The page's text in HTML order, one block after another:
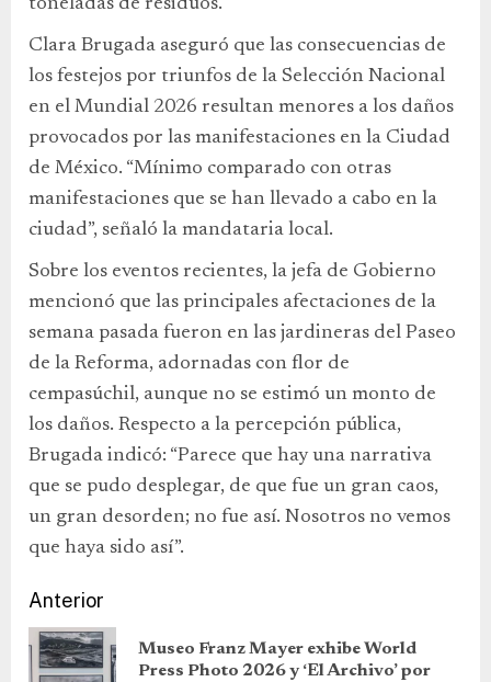
toneladas de residuos.
Clara Brugada aseguró que las consecuencias de
los festejos por triunfos de la Selección Nacional
en el Mundial 2026 resultan menores a los daños
provocados por las manifestaciones en la Ciudad
de México. “Mínimo comparado con otras
manifestaciones que se han llevado a cabo en la
ciudad”, señaló la mandataria local.
Sobre los eventos recientes, la jefa de Gobierno
mencionó que las principales afectaciones de la
semana pasada fueron en las jardineras del Paseo
de la Reforma, adornadas con flor de
cempasúchil, aunque no se estimó un monto de
los daños. Respecto a la percepción pública,
Brugada indicó: “Parece que hay una narrativa
que se pudo desplegar, de que fue un gran caos,
un gran desorden; no fue así. Nosotros no vemos
que haya sido así”.
Anterior
Museo Franz Mayer exhibe World
Press Photo 2026 y ‘El Archivo’ por